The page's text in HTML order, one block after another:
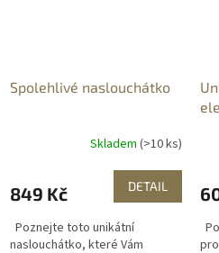
Spolehlivé naslouchátko
Skladem (>10 ks)
849 Kč DETAIL
Poznejte toto unikátní
naslouchátko, které Vám